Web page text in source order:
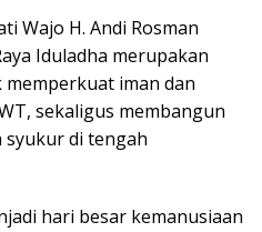
Wajo H. Andi Rosman
Iduladha merupakan
iman dan
sekaligus membangun
syukur di tengah
hari besar kemanusiaan